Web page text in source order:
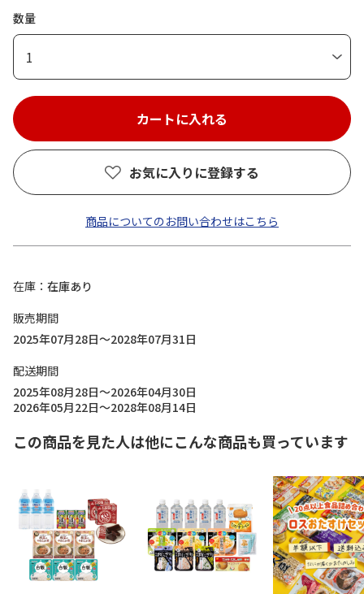
数量
1
お気に入りに登録する
商品についてのお問い合わせはこちら
在庫
在庫あり
販売期間
2025年07月28日～2028年07月31日
配送期間
2025年08月28日～2026年04月30日
2026年05月22日～2028年08月14日
この商品を見た人は他にこんな商品も買っています